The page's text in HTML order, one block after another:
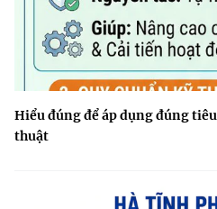
Hiểu đúng để áp dụng đúng
thuật